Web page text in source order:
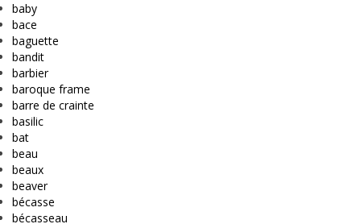
baby
bace
baguette
bandit
barbier
baroque frame
barre de crainte
basilic
bat
beau
beaux
beaver
bécasse
bécasseau